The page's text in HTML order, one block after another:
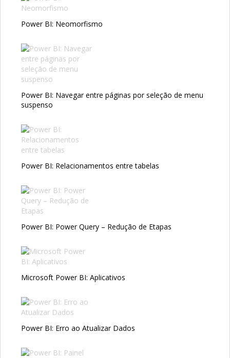
Power BI: Neomorfismo
Power BI: Navegar entre páginas por seleção de menu
suspenso
Power BI: Relacionamentos entre tabelas
Power BI: Power Query – Redução de Etapas
Microsoft Power BI: Aplicativos
Power BI: Erro ao Atualizar Dados